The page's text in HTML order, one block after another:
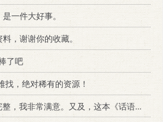
一件大好事。
，谢谢你的收藏。
了吧
找，绝对稀有的资源！
我非常满意。又及，这本《话语的真相》...